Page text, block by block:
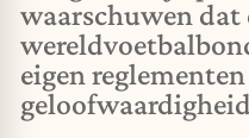
waarschuwen dat
eigen